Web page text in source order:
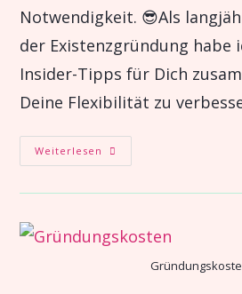
Notwendigkeit. 😎Als
der Existenzgründung habe
Insider-Tipps für Dich
Deine Flexibilität zu
Weiterlesen